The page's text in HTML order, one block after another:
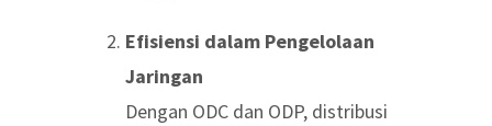
Efisiensi dalam Pengelolaan
Jaringan
Dengan ODC dan ODP, distribusi